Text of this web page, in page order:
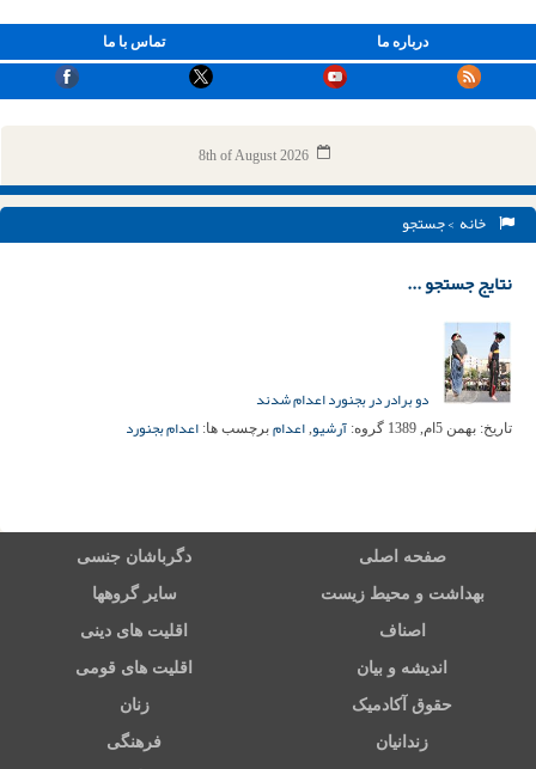
تماس با ما درباره ما
8th of August 2026
خانه > جستجو
نتایج جستجو ...
دو برادر در بجنورد اعدام شدند
تاریخ: بهمن 5ام, 1389 گروه: آرشیو, اعدام برچسب ها: اعدام بجنورد
صفحه اصلی دگرباشان جنسی
بهداشت و محیط زیست سایر گروهها
اصناف اقلیت های دینی
اندیشه و بیان اقلیت های قومی
حقوق آکادمیک زنان
زندانیان فرهنگی